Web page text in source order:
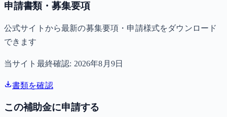
申請書類・募集要項
公式サイトから最新の募集要項・申請様式をダウンロード
できます
当サイト最終確認: 2026年8月9日
書類を確認
この補助金に申請する